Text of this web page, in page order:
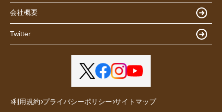
会社概要
Twitter
利用規約 プライバシーポリシー サイトマップ